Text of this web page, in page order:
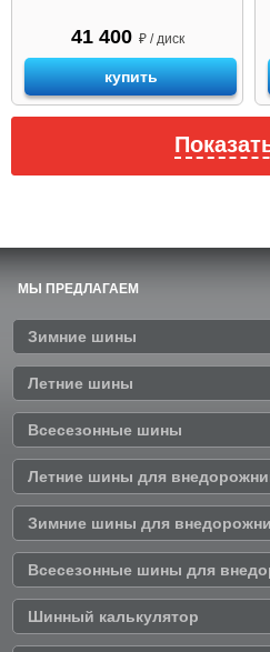
41 400 ₽ / диск
купить
МЫ ПРЕДЛАГАЕМ
Зимние шины
Летние шины
Всесезонные шины
Летние шины для
Зимние шины для
Всесезонные шины для
Шинный калькулятор